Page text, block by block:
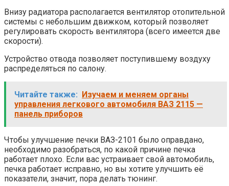
Внизу радиатора располагается вентилятор отопительной
системы с небольшим движком, который позволяет
регулировать скорость вентилятора (всего имеется две
скорости).
Устройство отвода позволяет поступившему воздуху
распределяться по салону.
Читайте также:
Изучаем и меняем органы
управления легкового автомобиля ВАЗ 2115 —
панель приборов
Чтобы улучшение печки ВАЗ-2101 было оправдано,
необходимо разобраться, по какой причине печка
работает плохо. Если вас устраивает свой автомобиль,
печка работает исправно, но вы хотите улучшить её
показатели, значит, пора делать тюнинг.